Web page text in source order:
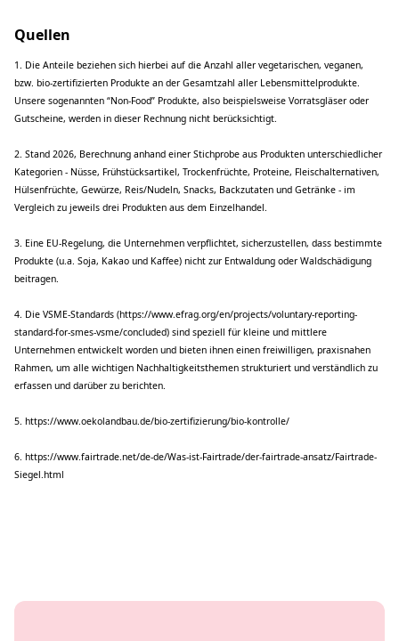
Quellen
1. Die Anteile beziehen sich hierbei auf die Anzahl aller vegetarischen, veganen,
bzw. bio-zertifizierten Produkte an der Gesamtzahl aller Lebensmittelprodukte.
Unsere sogenannten “Non-Food” Produkte, also beispielsweise Vorratsgläser oder
Gutscheine, werden in dieser Rechnung nicht berücksichtigt.
2. Stand 2026, Berechnung anhand einer Stichprobe aus Produkten unterschiedlicher
Kategorien - Nüsse, Frühstücksartikel, Trockenfrüchte, Proteine, Fleischalternativen,
Hülsenfrüchte, Gewürze, Reis/Nudeln, Snacks, Backzutaten und Getränke - im
Vergleich zu jeweils drei Produkten aus dem Einzelhandel.
3. Eine EU-Regelung, die Unternehmen verpflichtet, sicherzustellen, dass bestimmte
Produkte (u.a. Soja, Kakao und Kaffee) nicht zur Entwaldung oder Waldschädigung
beitragen.
4. Die VSME-Standards (https://www.efrag.org/en/projects/voluntary-reporting-
standard-for-smes-vsme/concluded) sind speziell für kleine und mittlere
Unternehmen entwickelt worden und bieten ihnen einen freiwilligen, praxisnahen
Rahmen, um alle wichtigen Nachhaltigkeitsthemen strukturiert und verständlich zu
erfassen und darüber zu berichten.
5. https://www.oekolandbau.de/bio-zertifizierung/bio-kontrolle/
6. https://www.fairtrade.net/de-de/Was-ist-Fairtrade/der-fairtrade-ansatz/Fairtrade-
Siegel.html